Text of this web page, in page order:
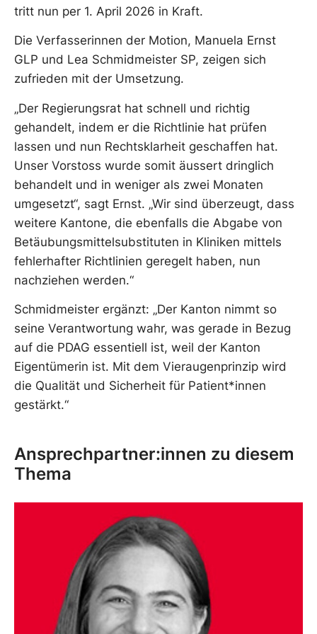
tritt nun per 1. April 2026 in Kraft.
Die Verfasserinnen der Motion, Manuela Ernst
GLP und Lea Schmidmeister SP, zeigen sich
zufrieden mit der Umsetzung.
„Der Regierungsrat hat schnell und richtig
gehandelt, indem er die Richtlinie hat prüfen
lassen und nun Rechtsklarheit geschaffen hat.
Unser Vorstoss wurde somit äussert dringlich
behandelt und in weniger als zwei Monaten
umgesetzt“, sagt Ernst. „Wir sind überzeugt, dass
weitere Kantone, die ebenfalls die Abgabe von
Betäubungsmittelsubstituten in Kliniken mittels
fehlerhafter Richtlinien geregelt haben, nun
nachziehen werden.“
Schmidmeister ergänzt: „Der Kanton nimmt so
seine Verantwortung wahr, was gerade in Bezug
auf die PDAG essentiell ist, weil der Kanton
Eigentümerin ist. Mit dem Vieraugenprinzip wird
die Qualität und Sicherheit für Patient*innen
gestärkt.“
Ansprechpartner:innen zu diesem
Thema